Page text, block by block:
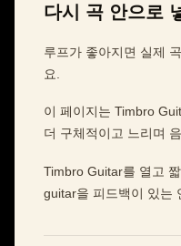
다시 곡 안으로
루프가 좋아지면 실제
요.
이 페이지는 Timbro
더 구체적이고 느리며
Timbro Guitar를 열고
guitar을 피드백이 있는